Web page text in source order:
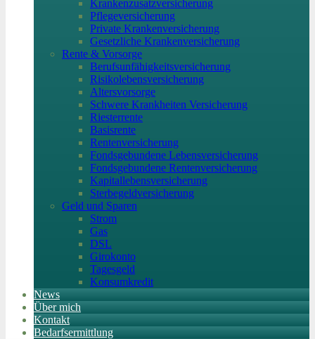
Krankenzusatzversicherung
Pflegeversicherung
Private Krankenversicherung
Gesetzliche Krankenversicherung
Rente & Vorsorge
Berufs­unfähigkeitsversicherung
Risikolebensversicherung
Altersvorsorge
Schwere Krankheiten Versicherung
Riesterrente
Basisrente
Rentenversicherung
Fondsgebundene Lebensversicherung
Fondsgebundene Rentenversicherung
Kapitallebensversicherung
Sterbegeldversicherung
Geld und Sparen
Strom
Gas
DSL
Girokonto
Tagesgeld
Konsumkredit
News
Über mich
Kontakt
Bedarfsermittlung